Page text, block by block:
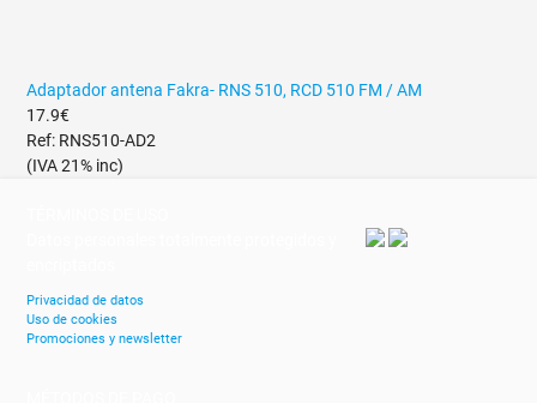
Adaptador antena Fakra- RNS 510, RCD 510 FM / AM
17.9€
Ref: RNS510-AD2
(IVA 21% inc)
Privacidad de datos
Uso de cookies
Promociones y newsletter